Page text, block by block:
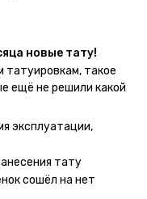
новые тату!
татуировкам, такое
ещё не решили какой
еверинк
нанесения не нужно
просто не смоет. К
но я предпочла
на теле на
- на утро эффект
эксплуатации,
тату
сошёл на нет